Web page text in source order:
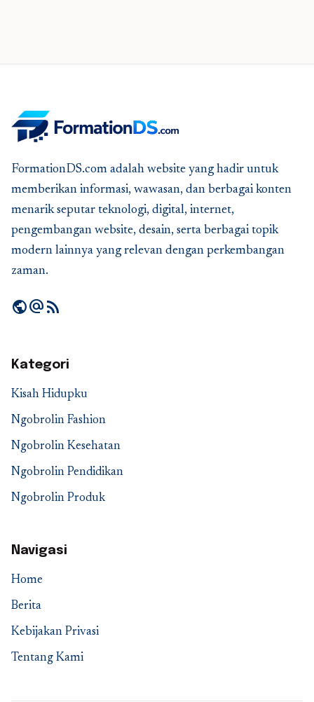
FormationDS.com adalah website yang hadir untuk
memberikan informasi, wawasan, dan berbagai konten
menarik seputar teknologi, digital, internet,
pengembangan website, desain, serta berbagai topik
modern lainnya yang relevan dengan perkembangan
zaman.
publicalternate_emailrss_feed
Kategori
Kisah Hidupku
Ngobrolin Fashion
Ngobrolin Kesehatan
Ngobrolin Pendidikan
Ngobrolin Produk
Navigasi
Home
Berita
Kebijakan Privasi
Tentang Kami